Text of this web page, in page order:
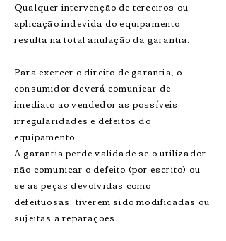
Qualquer intervenção de terceiros ou
aplicação indevida do equipamento
resulta na total anulação da garantia.
Para exercer o direito de garantia, o
consumidor deverá comunicar de
imediato ao vendedor as possíveis
irregularidades e defeitos do
equipamento.
A garantia perde validade se o utilizador
não comunicar o defeito (por escrito) ou
se as peças devolvidas como
defeituosas, tiverem sido modificadas ou
sujeitas a reparações.